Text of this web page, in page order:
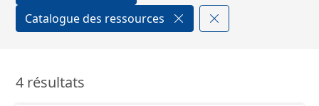
Catalogue des ressources
4 résultats